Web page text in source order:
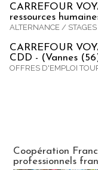
CARREFOUR
ressources
ALTERNANCE /
CARREFOUR
CDD - (Vannes
OFFRES D'EMPLOI
Coopération
professionnels